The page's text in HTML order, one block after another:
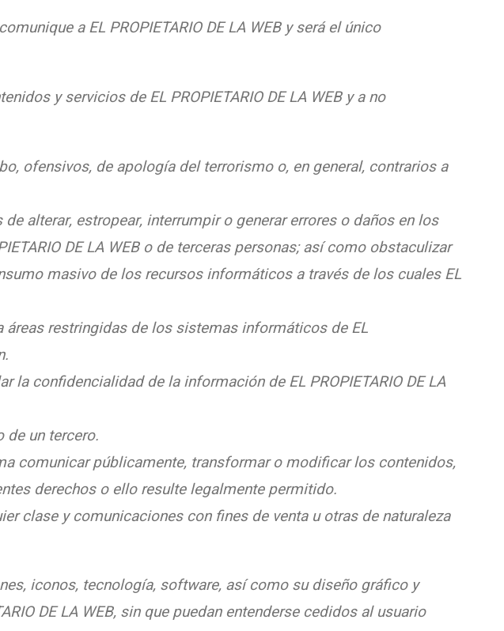
a EL PROPIETARIO DE LA WEB y será el único
y servicios de EL PROPIETARIO DE LA WEB y a no
ofensivos, de apología del terrorismo o, en general, contrarios a
alterar, estropear, interrumpir o generar errores o daños en los
DE LA WEB o de terceras personas; así como obstaculizar
masivo de los recursos informáticos a través de los cuales EL
restringidas de los sistemas informáticos de EL
confidencialidad de la información de EL PROPIETARIO DE LA
un tercero.
comunicar públicamente, transformar o modificar los contenidos,
derechos o ello resulte legalmente permitido.
clase y comunicaciones con fines de venta u otras de naturaleza
iconos, tecnología, software, así como su diseño gráfico y
DE LA WEB, sin que puedan entenderse cedidos al usuario